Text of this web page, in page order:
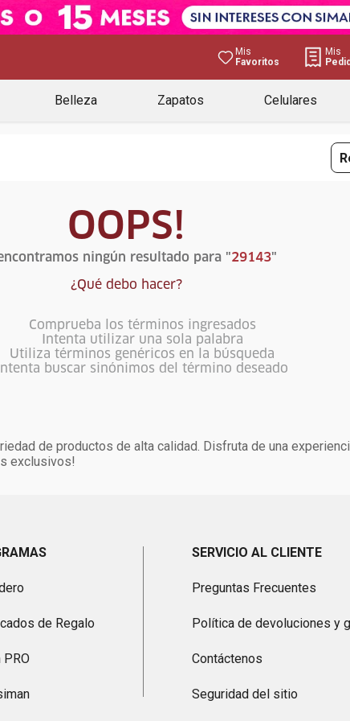
Mis
Favoritos
Mis
Belleza Zapatos Celulares
OOPS!
ningún resultado para "29143"
¿Qué debo hacer?
Comprueba los términos ingresados
Intenta utilizar una sola palabra
Utiliza términos genéricos en la búsqueda
Intenta buscar sinónimos del término deseado
de productos de alta calidad. Disfruta de una
exclusivos!
de Regalo
PRO
SERVICIO AL CLIENTE
Preguntas Frecuentes
Política de devoluciones y
Contáctenos
Seguridad del sitio